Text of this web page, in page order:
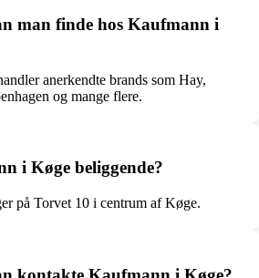
man finde hos Kaufmann i
anerkendte brands som Hay,
og mange flere.
i Køge beliggende?
på Torvet 10 i centrum af Køge.